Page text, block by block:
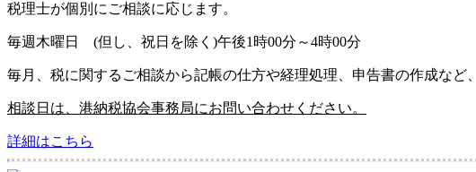
税理士が個別にご相談に応じます。
毎週木曜日 (但し、祝日を除く)午後1時00分～4時00分
毎月、税に関するご相談から記帳の仕方や経理処理、申告書の作成な
相談日は、港納税協会事務局にお問い合わせください。
詳細はこちら